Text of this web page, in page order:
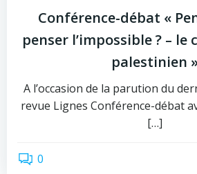
Conférence-débat «
penser l’impossible ? –
palestinien
A l’occasion de la parution du
revue Lignes Conférence-débat
[…]
0